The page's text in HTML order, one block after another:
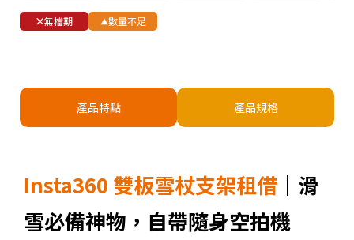
無檔期 數量不足
產品特點 產品規格
Insta360 雙板雪杖支架租借 ｜滑
雪必備神物，自帶隨身空拍機